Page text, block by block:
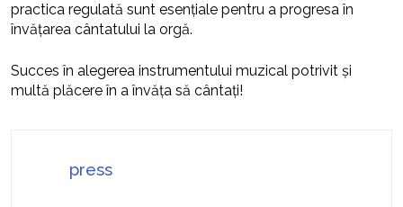
practica regulată sunt esențiale pentru a progresa în
învățarea cântatului la orgă.
Succes în alegerea instrumentului muzical potrivit și
multă plăcere în a învăța să cântați!
press